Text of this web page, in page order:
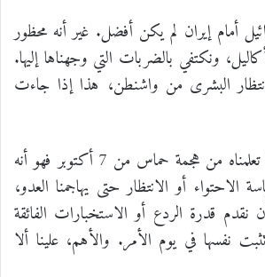
أمام إيران لم يكن أفضل. غير أنه محظور
ونكتفي بالضربات التي وجهناها إليها.
البشرى من واشنطن، هذا إذا جاءت
فلئن كان ثمة شيء ما تعلمناه من هجمة حماس من 7 أكتوبر فهو أنه
الاحتواء أو الانتظار حتى يهاجمنا العدو،
قدرة الردع أو الاستخبارات الفائقة
نفسها في يوم الأمر. والأهم، علينا ألا